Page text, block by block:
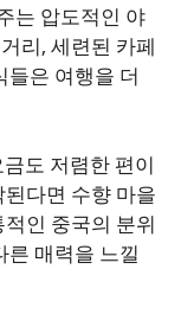
는 압도적인 야
리, 세련된 카페
들은 여행을 더
도 저렴한 편이
다면 수향 마을
인 중국의 분위
른 매력을 느낄